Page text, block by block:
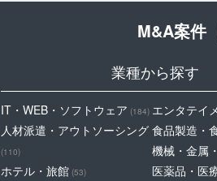
M&A案件
業種から探す
IT・WEB・ソフトウェア (184)
人材派遣・アウトソーシング
(110)
ホテル・旅館 (53)
エンタテイ
食品製造・
機械・金属
医薬品・医